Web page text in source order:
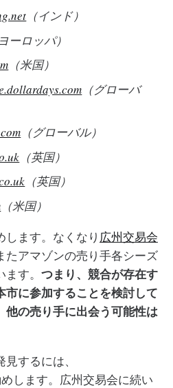
（インド）
ヨーロッパ）
（米国）
（グローバ
（グローバル）
（英国）
（英国）
（米国）
します。なくなり 広州交易会
たアマゾンの売り手各シーズ
す。 つまり、競合が存在す
市に参加することを検討して
他の売り手に出会う可能性は
するには、
します。広州交易会に続い